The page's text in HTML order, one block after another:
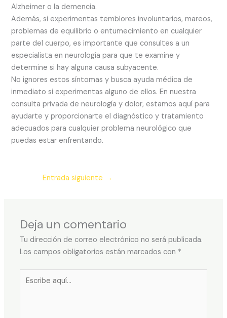
Alzheimer o la demencia.
Además, si experimentas temblores involuntarios, mareos,
problemas de equilibrio o entumecimiento en cualquier
parte del cuerpo, es importante que consultes a un
especialista en neurología para que te examine y
determine si hay alguna causa subyacente.
No ignores estos síntomas y busca ayuda médica de
inmediato si experimentas alguno de ellos. En nuestra
consulta privada de neurología y dolor, estamos aquí para
ayudarte y proporcionarte el diagnóstico y tratamiento
adecuados para cualquier problema neurológico que
puedas estar enfrentando.
Entrada siguiente →
Deja un comentario
Tu dirección de correo electrónico no será publicada.
Los campos obligatorios están marcados con *